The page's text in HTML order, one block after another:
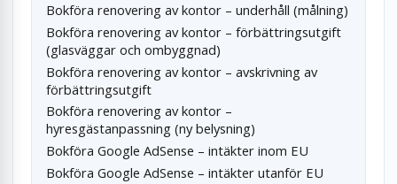
Bokföra renovering av kontor – underhåll (målning)
Bokföra renovering av kontor – förbättringsutgift
(glasväggar och ombyggnad)
Bokföra renovering av kontor – avskrivning av
förbättringsutgift
Bokföra renovering av kontor –
hyresgästanpassning (ny belysning)
Bokföra Google AdSense – intäkter inom EU
Bokföra Google AdSense – intäkter utanför EU